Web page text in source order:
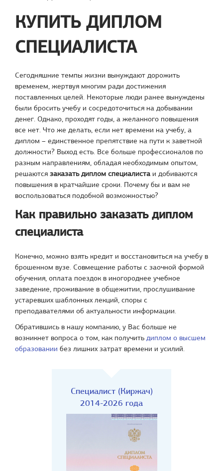
КУПИТЬ ДИПЛОМ
СПЕЦИАЛИСТА
Сегодняшние темпы жизни вынуждают дорожить
временем, жертвуя многим ради достижения
поставленных целей. Некоторые люди ранее вынуждены
были бросить учебу и сосредоточиться на добывании
денег. Однако, проходят годы, а желанного повышения
все нет. Что же делать, если нет времени на учебу, а
диплом – единственное препятствие на пути к заветной
должности? Выход есть. Все больше профессионалов по
разным направлениям, обладая необходимым опытом,
решаются заказать диплом специалиста и добиваются
повышения в кратчайшие сроки. Почему бы и вам не
воспользоваться подобной возможностью?
Как правильно заказать диплом
специалиста
Конечно, можно взять кредит и восстановиться на учебу в
брошенном вузе. Совмещение работы с заочной формой
обучения, оплата поездок в иногороднее учебное
заведение, проживание в общежитии, прослушивание
устаревших шаблонных лекций, споры с
преподавателями об актуальности информации.
Обратившись в нашу компанию, у Вас больше не
возникнет вопроса о том, как получить диплом о высшем
образовании без лишних затрат времени и усилий.
Специалист (Киржач)
2014-2026 года